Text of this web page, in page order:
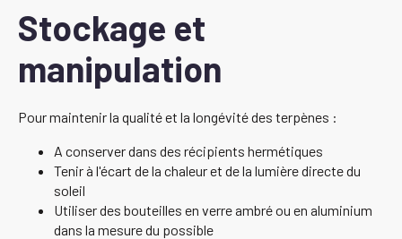
Stockage et
manipulation
Pour maintenir la qualité et la longévité des terpènes :
A conserver dans des récipients hermétiques
Tenir à l'écart de la chaleur et de la lumière directe du
soleil
Utiliser des bouteilles en verre ambré ou en aluminium
dans la mesure du possible